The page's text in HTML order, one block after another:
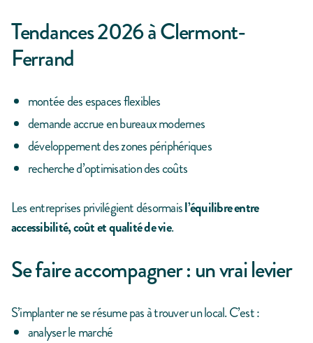
Tendances 2026 à Clermont-
Ferrand
montée des espaces flexibles
demande accrue en bureaux modernes
développement des zones périphériques
recherche d’optimisation des coûts
Les entreprises privilégient désormaisl’équilibre entre
accessibilité, coût et qualité de vie.
Se faire accompagner : un vrai levier
S’implanter ne se résume pas à trouver un local. C’est :
analyser le marché